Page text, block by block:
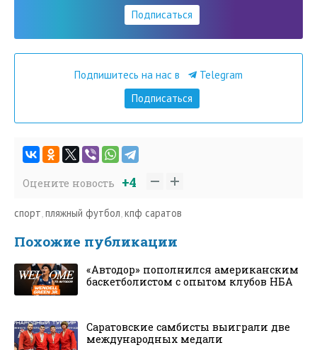
Подписаться
Подпишитесь на нас в
Telegram
Подписаться
Оцените новость +4
спорт,пляжный футбол,кпф саратов
Похожие публикации
«Автодор» пополнился американским
баскетболистом с опытом клубов НБА
Саратовские самбисты выиграли две
международных медали